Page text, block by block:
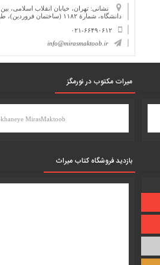
نشانی: تهران، خیابان انقلاب اسلامی، بین
دانشگاه، شمارۀ ۱۱۸۲ (ساختمان فروردین)، طبقۀ دوم
۰۲۱-۶۶۴۹۰۶۱۲
info@mirasmaktoob.ir
میرات مکتوب در نورمگز
MirasMaktoob
بازدید فروشگاه کتاب میراث